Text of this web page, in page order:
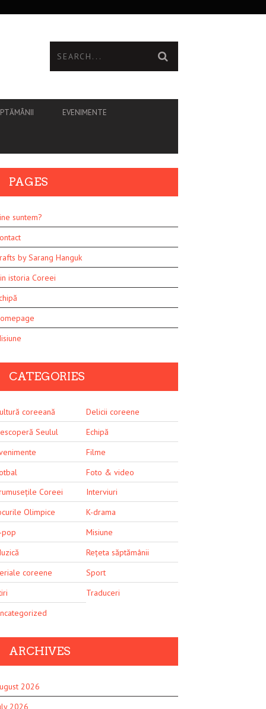
EVENIMENTE
PAGES
suntem?
by Sarang Hanguk
istoria Coreei
CATEGORIES
coreeană
Delicii coreene
Seulul
Echipă
Filme
Foto & video
Coreei
Interviuri
Olimpice
K-drama
pop
Misiune
Rețeta săptămânii
coreene
Sport
Traduceri
ARCHIVES
2026
2026